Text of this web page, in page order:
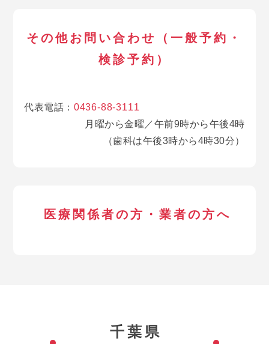
その他お問い合わせ（一般予約・
検診予約）
代表電話： 0436-88-3111
月曜から金曜／午前9時から午後4時
（歯科は午後3時から4時30分）
医療関係者の方・業者の方へ
千葉県